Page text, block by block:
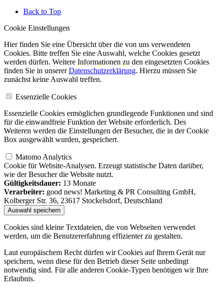
Back to Top
Cookie Einstellungen
Hier finden Sie eine Übersicht über die von uns verwendeten
Cookies. Bitte treffen Sie eine Auswahl, welche Cookies gesetzt
werden dürfen. Weitere Informationen zu den eingesetzten Cookies
finden Sie in unsererDatenschutzerklärung. Hierzu müssen Sie
zunächst keine Auswahl treffen.
Essenzielle Cookies
Essenzielle Cookies ermöglichen grundlegende Funktionen und sind
für die einwandfreie Funktion der Website erforderlich. Des
Weiteren werden die Einstellungen der Besucher, die in der Cookie
Box ausgewählt wurden, gespeichert.
Matomo Analytics
Cookie für Website-Analysen. Erzeugt statistische Daten darüber,
wie der Besucher die Website nutzt.
Gültigkeitsdauer: 13 Monate
Verarbeiter: good news! Marketing & PR Consulting GmbH,
Kolberger Str. 36, 23617 Stockelsdorf, Deutschland
Cookies sind kleine Textdateien, die von Webseiten verwendet
werden, um die Benutzererfahrung effizienter zu gestalten.
Laut europäischem Recht dürfen wir Cookies auf Ihrem Gerät nur
speichern, wenn diese für den Betrieb dieser Seite unbedingt
notwendig sind. Für alle anderen Cookie-Typen benötigen wir Ihre
Erlaubnis.